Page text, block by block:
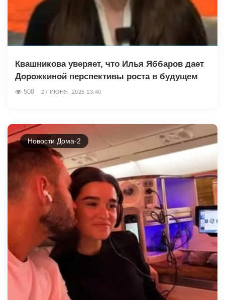
Квашникова уверяет, что Илья Яббаров дает
Дорожкиной перспективы роста в будущем
508 27 ИЮНЯ, 2025 13:40
Новости Дома-2